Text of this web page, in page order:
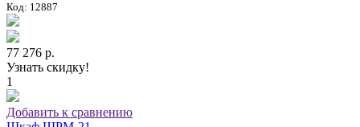
Код: 12887
77 276 р.
Узнать скидку!
1
Добавить к сравнению